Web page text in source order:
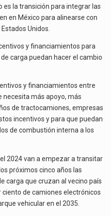
la transición para integrar las
en México para alinearse con
Unidos.
y financiamientos para
carga puedan hacer el cambio
y financiamientos entre
necesita más apoyo, más
de tractocamiones, empresas
incentivos y para que puedan
de combustión interna a los
2024 van a empezar a transitar
próximos cinco años las
carga que cruzan al vecino país
de camiones electrónicos
vehicular en el 2035.